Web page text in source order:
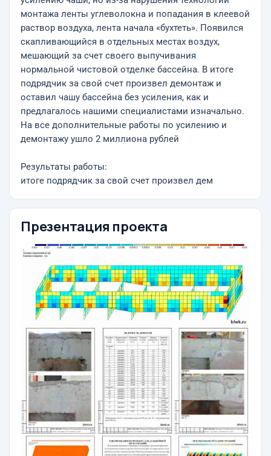
монтажа ленты углеволокна и попадания в клеевой
раствор воздуха, лента начала «бухтеть». Появился
скапливающийся в отдельных местах воздух,
мешающий за счет своего выпучивания
нормальной чистовой отделке бассейна. В итоге
подрядчик за свой счет произвел демонтаж и
оставил чашу бассейна без усиления, как и
предлагалось нашими специалистами изначально.
На все дополнительные работы по усилению и
демонтажу ушло 2 миллиона рублей
Результаты работы:
итоге подрядчик за свой счет произвел дем
Презентация проекта